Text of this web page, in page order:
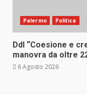
Palermo Politica
Ddl “Coesione e
manovra da oltre
6 Agosto 2026